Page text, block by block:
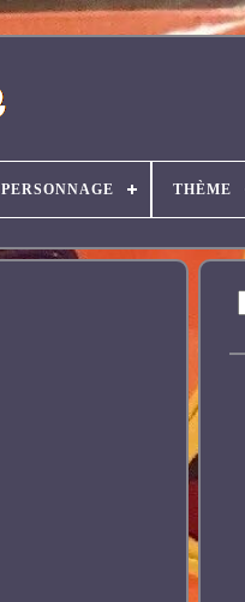
PERSONNAGE THÈME